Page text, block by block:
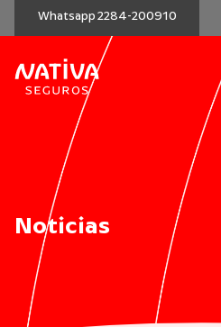
Whatsapp 2284-200910
Noticias